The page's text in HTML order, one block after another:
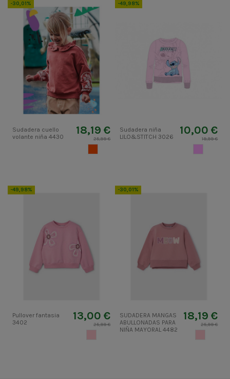
-30,01%
Sudadera cuello
volante niña 4430
18,19 €
25,99 €
-49,98%
Sudadera niña
LILO&STITCH 3026
10,00 €
19,99 €
-49,98%
Pullover fantasia
3402
13,00 €
25,99 €
-30,01%
SUDADERA MANGAS
ABULLONADAS PARA
NIÑA MAYORAL 4482
18,19 €
25,99 €